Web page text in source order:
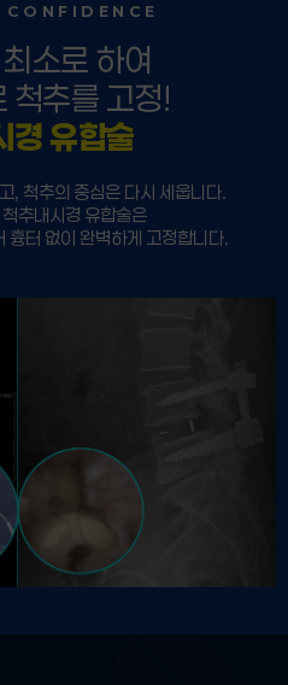
CONFIDENCE
소로 하여
척추를 고정!
경 유합술
, 척추의 중심은 다시 세웁니다.
추내시경 유합술은
흉터 없이 완벽하게 고정합니다.